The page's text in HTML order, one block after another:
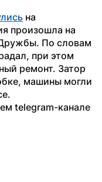
на
произошла на
По словам
при этом
ремонт. Затор
машины могли